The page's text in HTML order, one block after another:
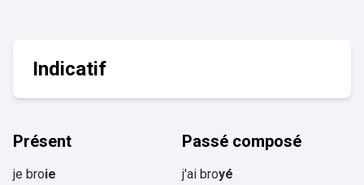
Indicatif
Présent
je broie
Passé composé
j'ai broyé